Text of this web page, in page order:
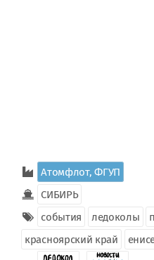
Атомфлот, ФГУП
СИБИРЬ
события
ледоколы
красноярский край